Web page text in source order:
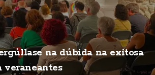
na dúbida na exitosa
veraneantes